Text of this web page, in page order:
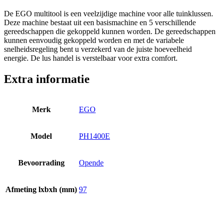
De EGO multitool is een veelzijdige machine voor alle tuinklussen.
Deze machine bestaat uit een basismachine en 5 verschillende
gereedschappen die gekoppeld kunnen worden. De gereedschappen
kunnen eenvoudig gekoppeld worden en met de variabele
snelheidsregeling bent u verzekerd van de juiste hoeveelheid
energie. De lus handel is verstelbaar voor extra comfort.
Extra informatie
Merk EGO
Model PH1400E
Bevoorrading Opende
Afmeting lxbxh (mm) 97